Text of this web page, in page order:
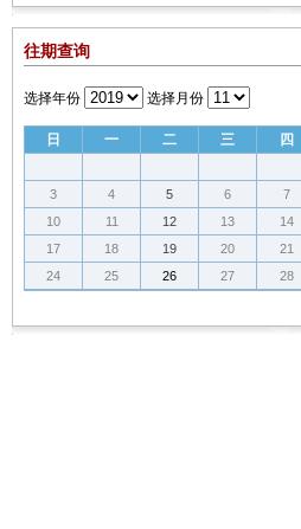
往期查询
选择年份 选择月份
日 一 二 三 四
3
4 5 6 7
10
11 12 13 14
17
18 19 20 21
24
25 26 27 28